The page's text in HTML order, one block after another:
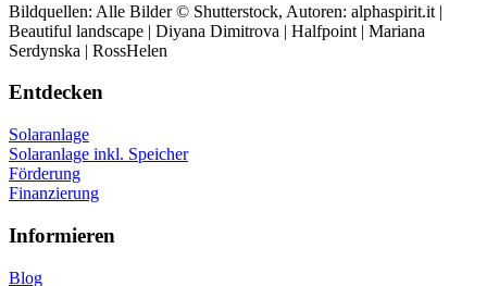
Bildquellen: Alle Bilder © Shutterstock, Autoren: alphaspirit.it |
Beautiful landscape | Diyana Dimitrova | Halfpoint | Mariana
Serdynska | RossHelen
Entdecken
Solaranlage
Solaranlage inkl. Speicher
Förderung
Finanzierung
Informieren
Blog